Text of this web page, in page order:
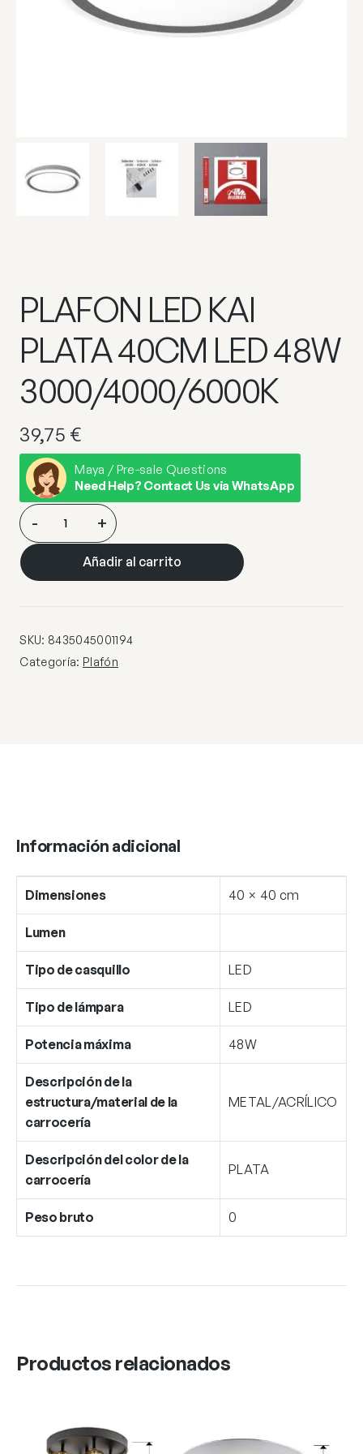
PLAFON LED KAI
PLATA 40CM LED 48W
3000/4000/6000K
39,75 €
Maya / Pre-sale Questions
Need Help? Contact Us via WhatsApp
PLAFON
LED
KAI
PLATA
48W
3000/4000/6000K
- +
Añadir al carrito
SKU: 8435045001194
Categoría: Plafón
Información adicional
Dimensiones 40 × 40 cm
Lumen
Tipo de casquillo LED
Tipo de lámpara LED
Potencia máxima 48W
Descripción de la
estructura/material de la
carrocería
METAL/ACRÍLICO
Descripción del color de la
carrocería
PLATA
Peso bruto 0
Productos relacionados